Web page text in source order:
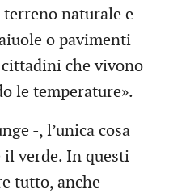
naturale e
o pavimenti
che vivono
le temperature».
-, l’unica cosa
il verde. In questi
tutto, anche